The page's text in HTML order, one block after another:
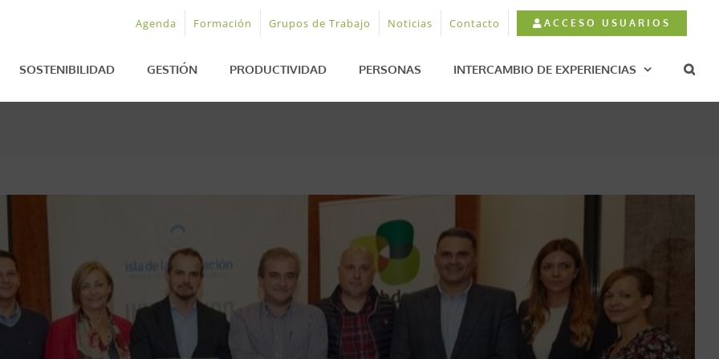
Agenda Formación Grupos de Trabajo Noticias Contacto ACCESO USUARIOS
SOSTENIBILIDAD GESTIÓN PRODUCTIVIDAD PERSONAS INTERCAMBIO DE EXPERIENCIAS